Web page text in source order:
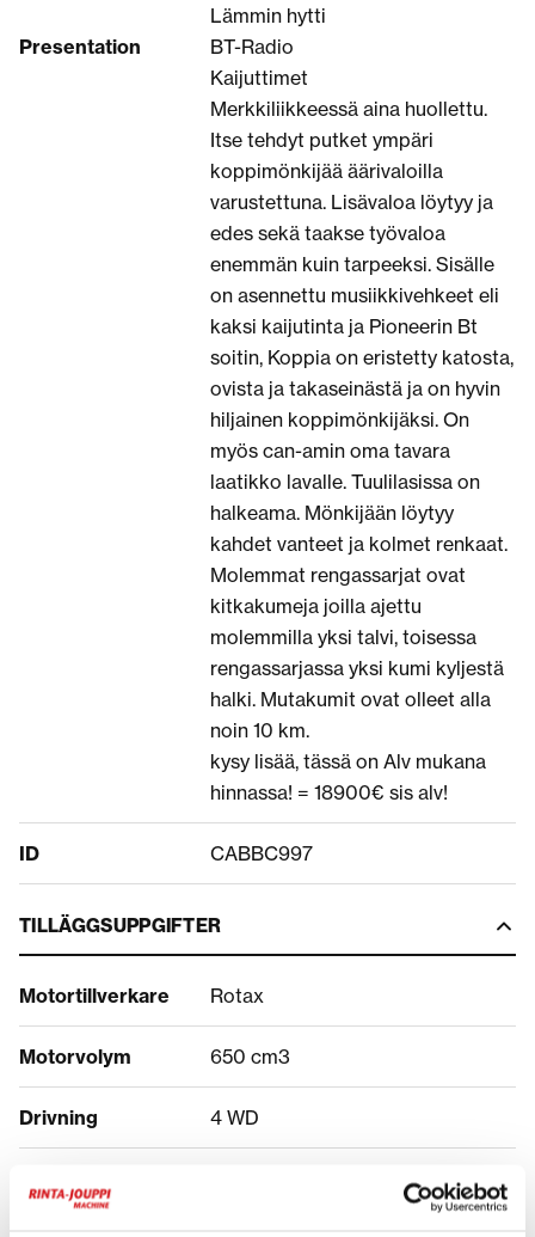
Presentation
Lämmin hytti
BT-Radio
Kaijuttimet
Merkkiliikkeessä aina huollettu.
Itse tehdyt putket ympäri
koppimönkijää äärivaloilla
varustettuna. Lisävaloa löytyy ja
edes sekä taakse työvaloa
enemmän kuin tarpeeksi. Sisälle
on asennettu musiikkivehkeet eli
kaksi kaijutinta ja Pioneerin Bt
soitin, Koppia on eristetty katosta,
ovista ja takaseinästä ja on hyvin
hiljainen koppimönkijäksi. On
myös can-amin oma tavara
laatikko lavalle. Tuulilasissa on
halkeama. Mönkijään löytyy
kahdet vanteet ja kolmet renkaat.
Molemmat rengassarjat ovat
kitkakumeja joilla ajettu
molemmilla yksi talvi, toisessa
rengassarjassa yksi kumi kyljestä
halki. Mutakumit ovat olleet alla
noin 10 km.
kysy lisää, tässä on Alv mukana
hinnassa! = 18900€ sis alv!
ID CABBC997
TILLÄGGSUPPGIFTER
Motortillverkare Rotax
Motorvolym 650 cm3
Drivning 4 WD
PRIS